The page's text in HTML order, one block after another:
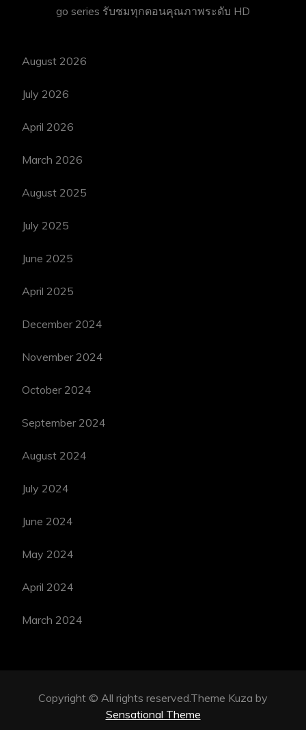
go series รับชมทุกตอนคุณภาพระดับ HD
August 2026
July 2026
April 2026
March 2026
August 2025
July 2025
June 2025
April 2025
December 2024
November 2024
October 2024
September 2024
August 2024
July 2024
June 2024
May 2024
April 2024
March 2024
Copyright © All rights reserved.Theme Kuza by
Sensational Theme